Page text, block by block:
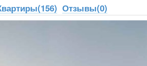
Отзывы(0)